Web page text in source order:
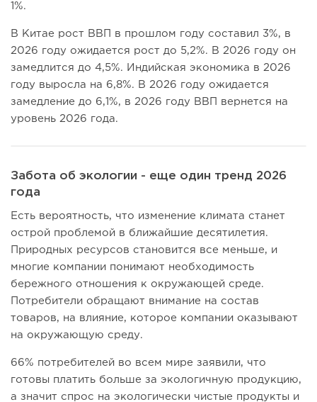
1%.
В Китае рост ВВП в прошлом году составил 3%, в
2026 году ожидается рост до 5,2%. В 2026 году он
замедлится до 4,5%. Индийская экономика в 2026
году выросла на 6,8%. В 2026 году ожидается
замедление до 6,1%, в 2026 году ВВП вернется на
уровень 2026 года.
Забота об экологии - еще один тренд 2026
года
Есть вероятность, что изменение климата станет
острой проблемой в ближайшие десятилетия.
Природных ресурсов становится все меньше, и
многие компании понимают необходимость
бережного отношения к окружающей среде.
Потребители обращают внимание на состав
товаров, на влияние, которое компании оказывают
на окружающую среду.
66% потребителей во всем мире заявили, что
готовы платить больше за экологичную продукцию,
а значит спрос на экологически чистые продукты и